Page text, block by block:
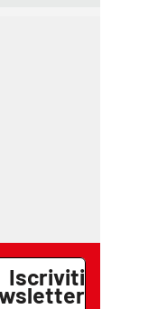
Iscriviti